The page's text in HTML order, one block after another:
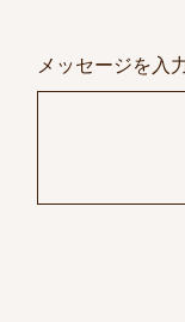
メッセージを入